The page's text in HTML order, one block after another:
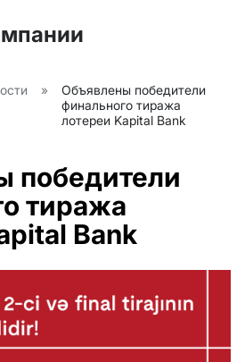
»
Объявлены победители
финального тиража
лотереи Kapital Bank
победители
тиража
Bank